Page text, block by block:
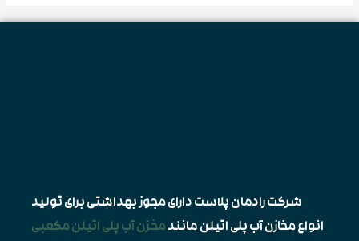
شرکت رادمان پلاست دارای مجوز بهداشتی برای تولید
انواع مخازن آب پلی اتیلن مانندمخزن آب پلی اتیلن مکعبی